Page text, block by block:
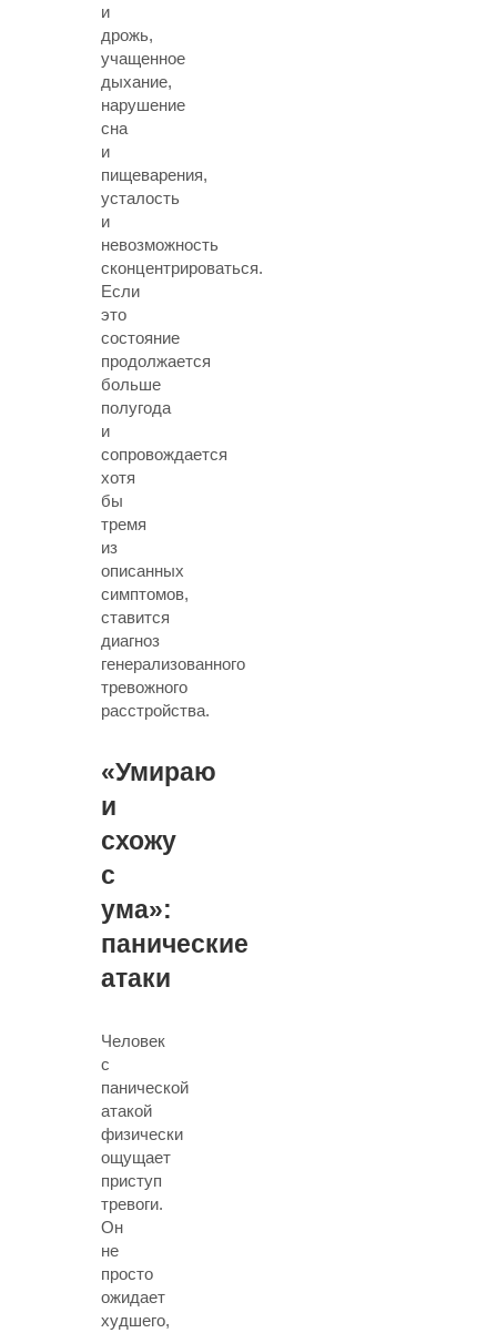
и
дрожь,
учащенное
дыхание,
нарушение
сна
и
пищеварения,
усталость
и
невозможность
сконцентрироваться.
Если
это
состояние
продолжается
больше
полугода
и
сопровождается
хотя
бы
тремя
из
описанных
симптомов,
ставится
диагноз
генерализованного
тревожного
расстройства.
«Умираю
и
схожу
с
ума»:
панические
атаки
Человек
с
панической
атакой
физически
ощущает
приступ
тревоги.
Он
не
просто
ожидает
худшего,